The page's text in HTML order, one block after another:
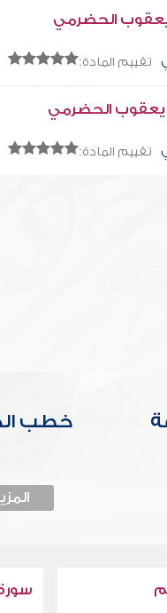
الحضرمي
تقييم المادة:
يعقوب الحضرمي
تقييم المادة:
خطب